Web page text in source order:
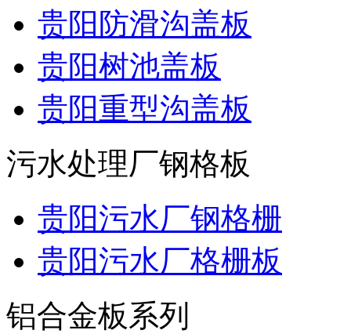
贵阳防滑沟盖板
贵阳树池盖板
贵阳重型沟盖板
污水处理厂钢格板
贵阳污水厂钢格栅
贵阳污水厂格栅板
铝合金板系列